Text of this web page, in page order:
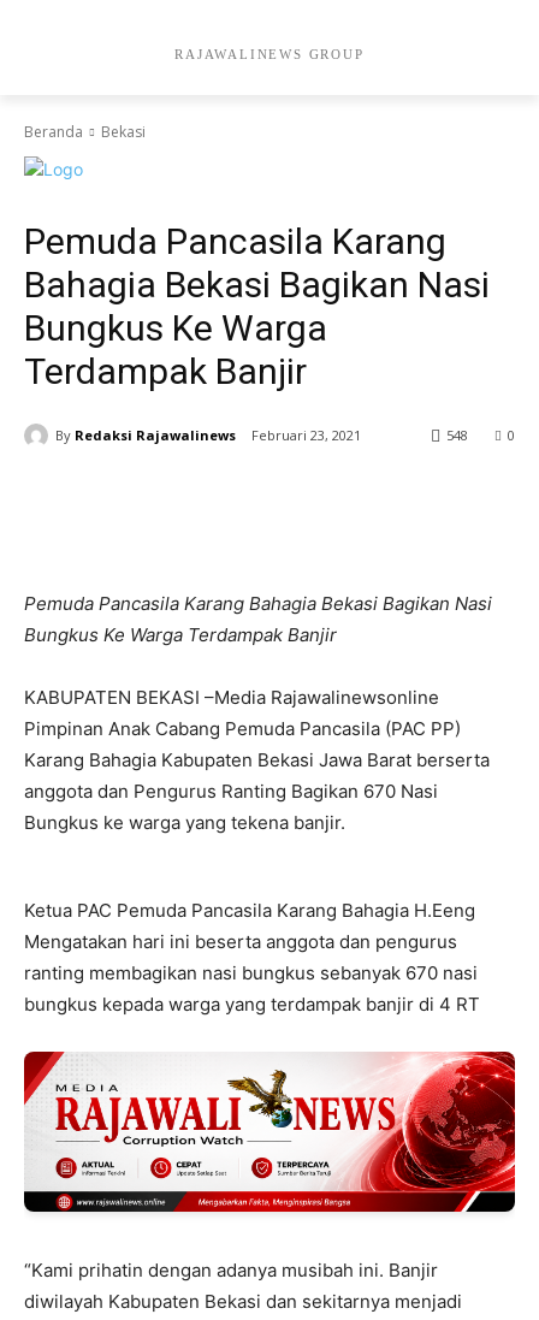
RAJAWALINEWS GROUP
Beranda Bekasi
Pemuda Pancasila Karang
Bahagia Bekasi Bagikan Nasi
Bungkus Ke Warga
Terdampak Banjir
By Redaksi Rajawalinews Februari 23, 2021 0
548
Pemuda Pancasila Karang Bahagia Bekasi Bagikan Nasi
Bungkus Ke Warga Terdampak Banjir
KABUPATEN BEKASI –Media Rajawalinewsonline
Pimpinan Anak Cabang Pemuda Pancasila (PAC PP)
Karang Bahagia Kabupaten Bekasi Jawa Barat berserta
anggota dan Pengurus Ranting Bagikan 670 Nasi
Bungkus ke warga yang tekena banjir.
Ketua PAC Pemuda Pancasila Karang Bahagia H.Eeng
Mengatakan hari ini beserta anggota dan pengurus
ranting membagikan nasi bungkus sebanyak 670 nasi
bungkus kepada warga yang terdampak banjir di 4 RT
“Kami prihatin dengan adanya musibah ini. Banjir
diwilayah Kabupaten Bekasi dan sekitarnya menjadi